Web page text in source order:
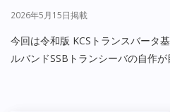
2026年5月15日掲載
今回は令和版 KCSトランスバータ
ルバンドSSBトランシーバの自作が